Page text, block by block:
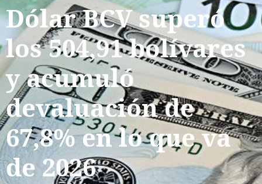
Dólar BCV superó
los 504,91 bolívares
y acumuló
devaluación de
67,8% en lo que va
de 2026